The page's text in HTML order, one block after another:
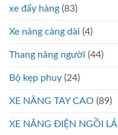
xe đẩy hàng (83)
Xe nâng càng dài (4)
Thang nâng người (44)
Bộ kẹp phuy (24)
XE NÂNG TAY CAO (89)
XE NÂNG ĐIỆN NGỒI LÁI